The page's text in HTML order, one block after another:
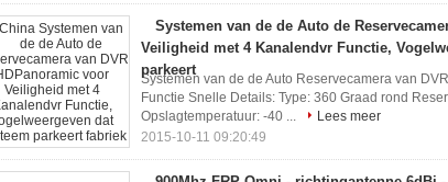
Systemen van de de Auto de
Veiligheid met 4 Kanalendvr Functie,
parkeert
Systemen van de de Auto Reservecamera van
Functie Snelle Details: Type: 360 Graad rond
Opslagtemperatuur: -40 ...
Lees meer
2015-10-11 09:20:49